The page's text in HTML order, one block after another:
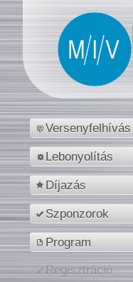
Versenyfelhívás
Lebonyolítás
Díjazás
Szponzorok
Program
Regisztráció